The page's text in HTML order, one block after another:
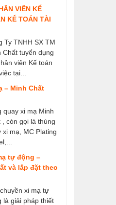
VIÊN KẾ
KẾ TOÁN TÀI
Ty TNHH SX TM
Chất tuyển dụng
viên Kế toán
tại...
– Minh Chất
quay xi mạ Minh
, còn gọi là thùng
xi mạ, MC Plating
tự động –
và lắp đặt theo
xi mạ tự
là giải pháp thiết